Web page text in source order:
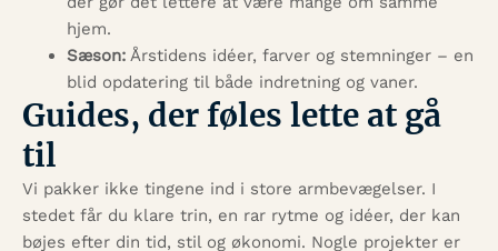
hjem.
Sæson: Årstidens idéer, farver og stemninger – en
blid opdatering til både indretning og vaner.
Guides, der føles lette at gå
til
Vi pakker ikke tingene ind i store armbevægelser. I
stedet får du klare trin, en rar rytme og idéer, der kan
bøjes efter din tid, stil og økonomi. Nogle projekter er